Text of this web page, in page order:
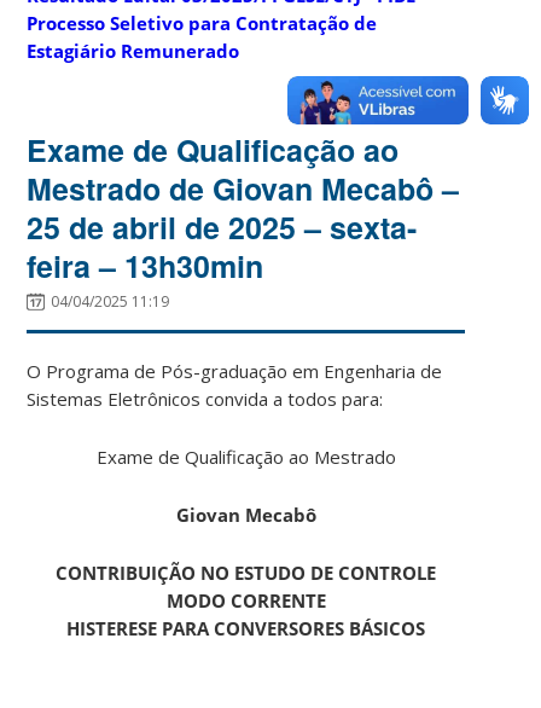
Processo Seletivo para Contratação de
Estagiário Remunerado
Exame de Qualificação ao
Mestrado de Giovan Mecabô –
25 de abril de 2025 – sexta-
feira – 13h30min
04/04/2025 11:19
O Programa de Pós-graduação em Engenharia de
Sistemas Eletrônicos convida a todos para:
Exame de Qualificação ao Mestrado
Giovan Mecabô
CONTRIBUIÇÃO NO ESTUDO DE CONTROLE
MODO CORRENTE
HISTERESE PARA CONVERSORES BÁSICOS